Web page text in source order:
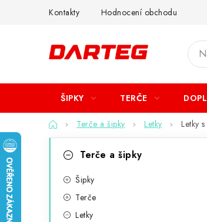
Kontakty Hodnocení obchodu
ŠIPKY TERČE
DomůTerče a šipky Letky Letky
kategorieTerče a šipky
Šipky
Terče
Letky